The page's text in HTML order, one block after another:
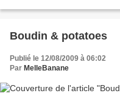
Boudin & potatoes
Publié le 12/08/2009 à 06:02
Par MelleBanane